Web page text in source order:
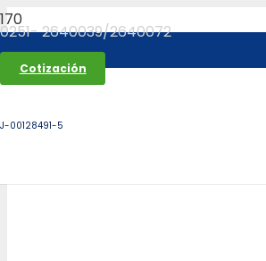
0251- 2640039/2640072
Cotización
J-00128491-5